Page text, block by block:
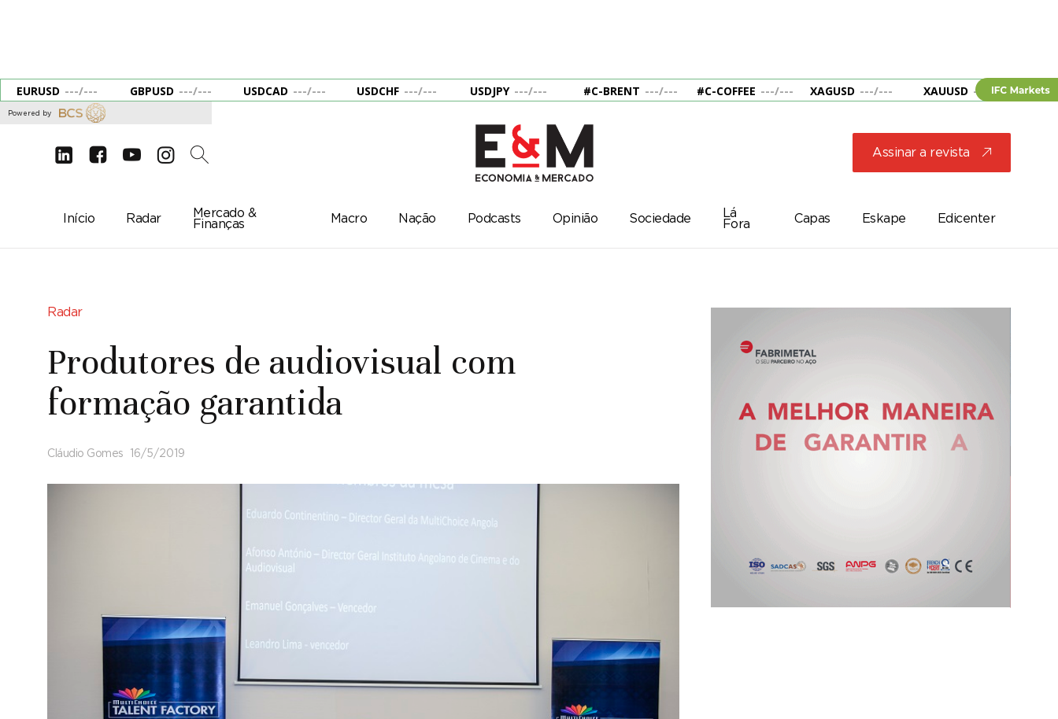
EURUSD ---/--- GBPUSD ---/--- USDCAD ---/--- USDCHF ---/--- USDJPY ---/--- #C-BRENT ---/--- #C-COFFEE ---/--- XAGUSD ---/--- XAUUSD --- ---
Powered by
d e g c 2 Assinar a revista j
Início Radar
Mercado &
Finanças
Macro Nação Podcasts Opinião Sociedade
Lá
Fora
Capas Eskape Edicenter
Radar
Produtores de audiovisual com
formação garantida
Cláudio Gomes 16/5/2019